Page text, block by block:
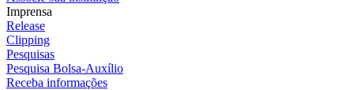
Imprensa
Release
Clipping
Pesquisas
Pesquisa Bolsa-Auxílio
Receba informações